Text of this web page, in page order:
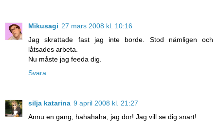
Mikusagi 27 mars 2008 kl. 10:16
Jag skrattade fast jag inte borde. Stod nämligen och
låtsades arbeta.
Nu måste jag feeda dig.
Svara
silja katarina 9 april 2008 kl. 21:27
Annu en gang, hahahaha, jag dor! Jag vill se dig snart!